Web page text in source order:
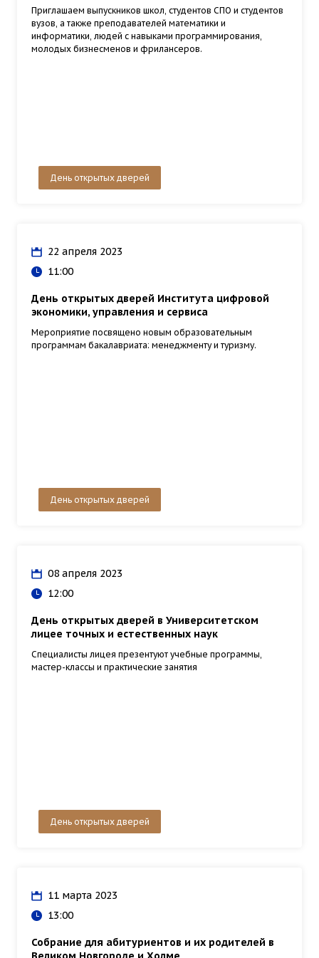
Приглашаем выпускников школ, студентов СПО и студентов
вузов, а также преподавателей математики и
информатики, людей с навыками программирования,
молодых бизнесменов и фрилансеров.
День открытых дверей
22 апреля 2023
11:00
День открытых дверей Института цифровой
экономики, управления и сервиса
Мероприятие посвящено новым образовательным
программам бакалавриата: менеджменту и туризму.
День открытых дверей
08 апреля 2023
12:00
День открытых дверей в Университетском
лицее точных и естественных наук
Специалисты лицея презентуют учебные программы,
мастер-классы и практические занятия
День открытых дверей
11 марта 2023
13:00
Собрание для абитуриентов и их родителей в